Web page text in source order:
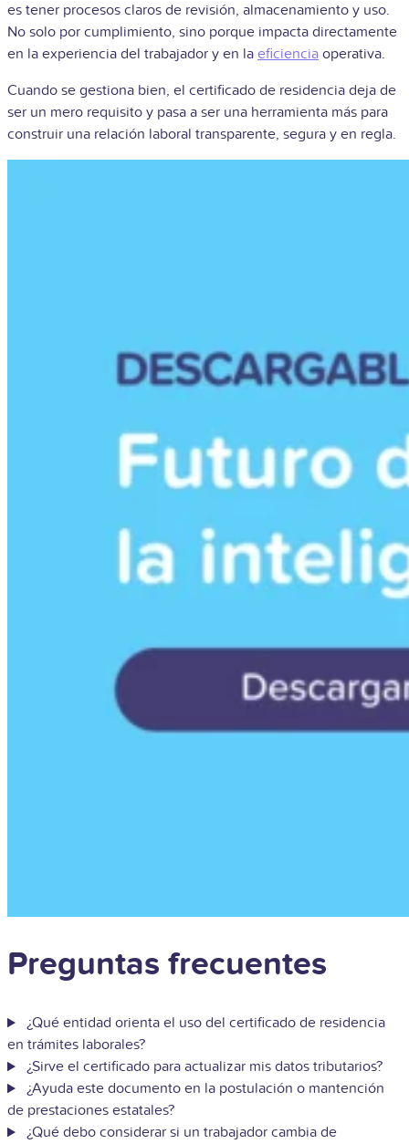
es tener procesos claros de revisión, almacenamiento y uso.
No solo por cumplimiento, sino porque impacta directamente
en la experiencia del trabajador y en la eficiencia operativa.
Cuando se gestiona bien, el certificado de residencia deja de
ser un mero requisito y pasa a ser una herramienta más para
construir una relación laboral transparente, segura y en regla.
Preguntas frecuentes
¿Qué entidad orienta el uso del certificado de residencia
en trámites laborales?
¿Sirve el certificado para actualizar mis datos tributarios?
¿Ayuda este documento en la postulación o mantención
de prestaciones estatales?
¿Qué debo considerar si un trabajador cambia de